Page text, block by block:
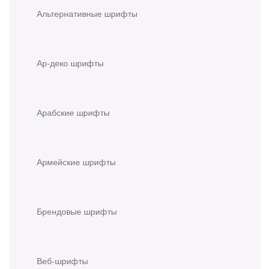
Альтернативные шрифты
Ар-деко шрифты
Арабские шрифты
Армейские шрифты
Брендовые шрифты
Веб-шрифты